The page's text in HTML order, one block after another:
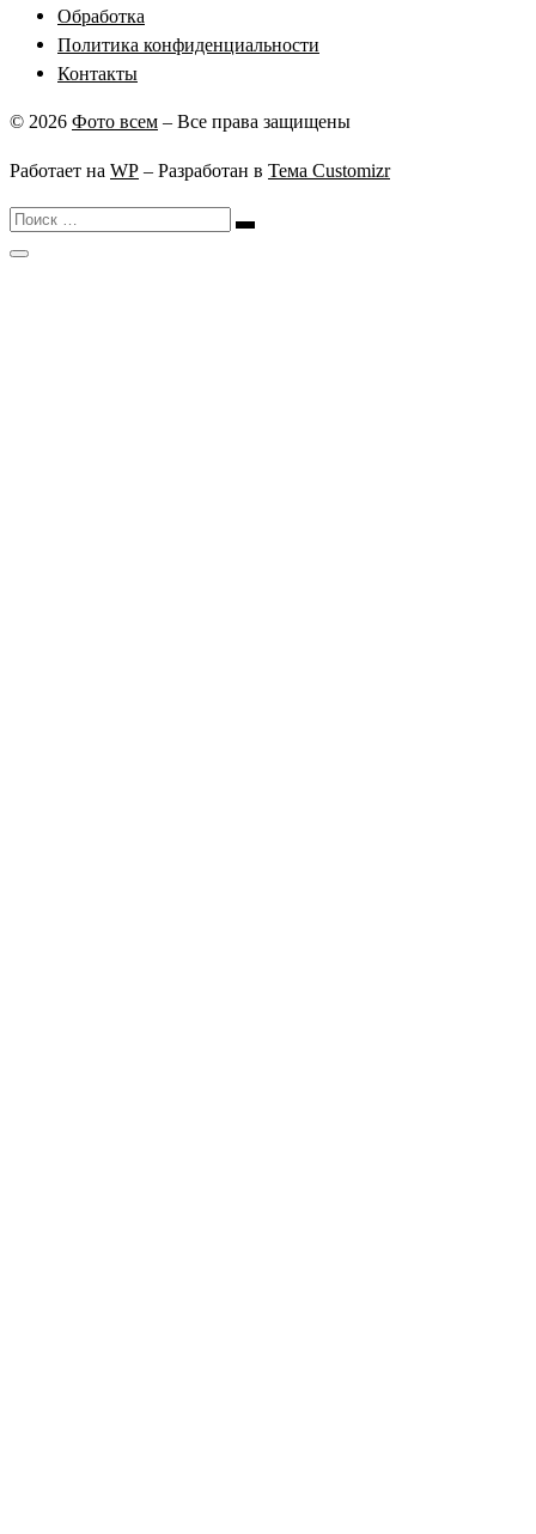
Обработка
Политика конфиденциальности
Контакты
© 2026 Фото всем – Все права защищены
Работает на WP – Разработан в Тема Customizr
Поиск
Поиск